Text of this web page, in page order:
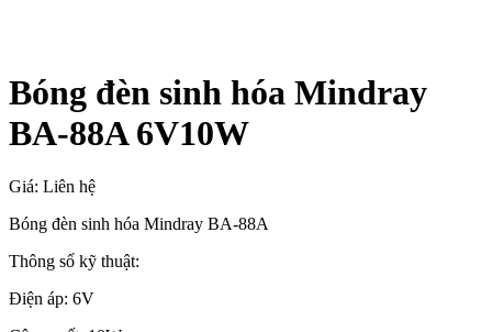
Bóng đèn sinh hóa Mindray
BA-88A 6V10W
Giá: Liên hệ
Bóng đèn sinh hóa Mindray BA-88A
Thông số kỹ thuật:
Điện áp: 6V